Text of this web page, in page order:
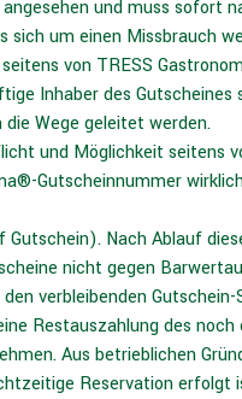
und muss sofort
um einen Missbrauch
von TRESS
Inhaber des Gutscheines
Wege geleitet werden.
und Möglichkeit seitens
Gutscheinnummer
Nach Ablauf
nicht gegen
verbleibenden
Restauszahlung des
Aus betrieblichen
Reservation erfolgt